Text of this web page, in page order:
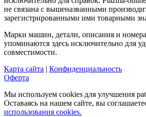
не связана с вышеназванными
зарегистрированными ими товарными
Марки машин, детали, описания и
упоминаются здесь исключительно для
совместимости.
Карта сайта | Конфиденциальность
Оферта
Мы используем cookies для улучшения
Оставаясь на нашем сайте, вы
использования cookies.